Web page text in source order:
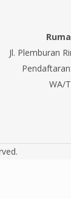
Jl. Plemburan
WA/